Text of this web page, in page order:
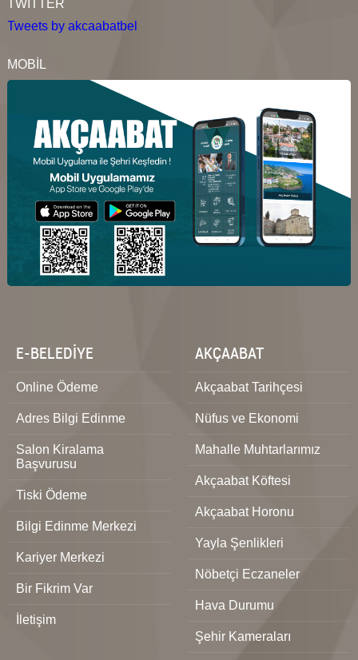
TWITTER
Tweets by akcaabatbel
MOBİL
E-BELEDİYE
Online Ödeme
Adres Bilgi Edinme
Salon Kiralama
Başvurusu
Tiski Ödeme
Bilgi Edinme Merkezi
Kariyer Merkezi
Bir Fikrim Var
İletişim
AKÇAABAT
Akçaabat Tarihçesi
Nüfus ve Ekonomi
Mahalle Muhtarlarımız
Akçaabat Köftesi
Akçaabat Horonu
Yayla Şenlikleri
Nöbetçi Eczaneler
Hava Durumu
Şehir Kameraları